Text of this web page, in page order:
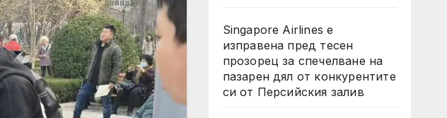
Singapore Airlines е
изправена пред тесен
прозорец за спечелване на
пазарен дял от конкурентите
си от Персийския залив